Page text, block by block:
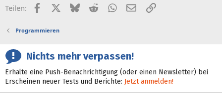
Teilen: FacebookX (Twitter)
BlueskyRedditWhatsApp
E-MailLink
Programmieren
Nichts mehr verpassen!
Erhalte eine Push-Benachrichtigung (oder einen Newsletter) bei
Erscheinen neuer Tests und Berichte: Jetzt anmelden!